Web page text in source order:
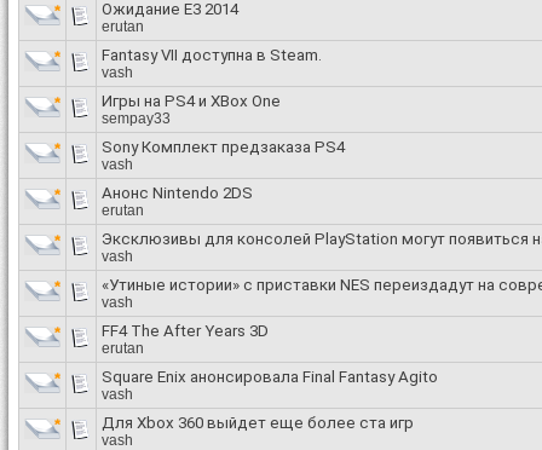
Ожидание Е3 2014
erutan
Fantasy VII доступна в Steam.
vash
Игры на PS4 и XBox One
sempay33
Sony Комплект предзаказа PS4
vash
Анонс Nintendo 2DS
erutan
Эксклюзивы для консолей PlayStation могут появиться
vash
«Утиные истории» с приставки NES переиздадут на
vash
FF4 The After Years 3D
erutan
Square Enix анонсировала Final Fantasy Agito
vash
Для Xbox 360 выйдет еще более ста игр
vash